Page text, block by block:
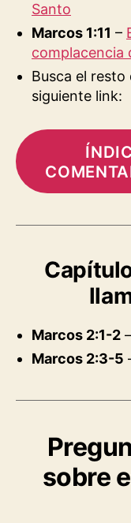
Santo
Marcos 1:11 –
complacencia
Busca el
siguiente link:
Marcos 2:1-2
Marcos 2:3-5
sobre